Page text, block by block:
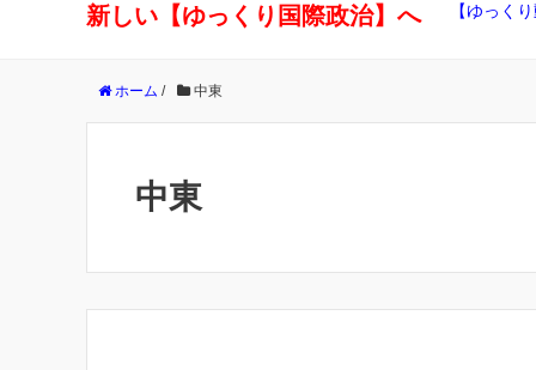
新しい【ゆっくり国際政治】へ 【ゆっく
ホーム / 中東
中東